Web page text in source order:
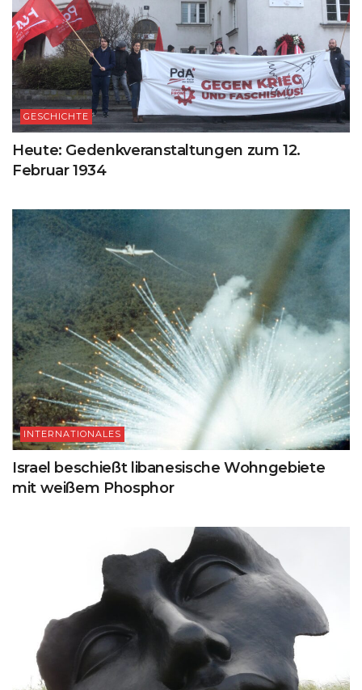
GESCHICHTE
Heute: Gedenkveranstaltungen zum 12.
Februar 1934
INTERNATIONALES
Israel beschießt libanesische Wohngebiete
mit weißem Phosphor